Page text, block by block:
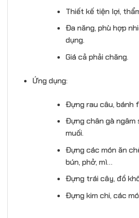
Thiết kế tiện lợi,
Đa năng, phù hợp
dụng.
Giá cả phải chăng.
Ứng dụng:
Đựng rau câu, bánh
Đựng chân gà ngâm
muối.
Đựng các món ăn
bún, phở, mì…
Đựng trái cây, đồ
Đựng kim chi, các